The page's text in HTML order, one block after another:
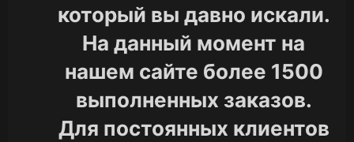
который вы давно искали.
На данный момент на
нашем сайте более 1500
выполненных заказов.
Для постоянных клиентов